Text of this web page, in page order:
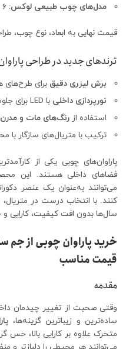
مدل‌های چوب طبیعی لوکس: ۶ میلیون تومان به بالا
قیمت نهایی به ابعاد، نوع چوب،
ترندهای جدید در طراحی
برش لیزری دقیق برای طرح‌های
نورپردازی داخلی با LED برای جلوه خاص در شب
استفاده ازرنگ‌های مات و مدرن
ترکیب با متریال‌های سازگار
پاراوان‌های چوبی یکی از
فضاهای داخلی هستند. این
می‌توانند به‌عنوان یک عنصر
کنند. با انتخاب درست در متریال،
سال‌ها بدون افت کیفیت، کارایی
خرید پاراوان چوبی از جم
قیمت مناسب
مقدمه
وقتی صحبت از تغییر چیدمان
ساده‌ترین و زیباترین گزینه‌ها،
متحرک علاوه بر کارایی بالا،